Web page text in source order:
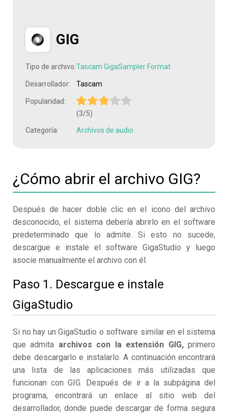
GIG
Tipo de archivo:Tascam GigaSampler Format
Desarrollador: Tascam
Popularidad:
(3/5)
Categoría: Archivos de audio
¿Cómo abrir el archivo GIG?
Después de hacer doble clic en el icono del archivo
desconocido, el sistema debería abrirlo en el software
predeterminado que lo admite. Si esto no sucede,
descargue e instale el software GigaStudio y luego
asocie manualmente el archivo con él.
Paso 1. Descargue e instale
GigaStudio
Si no hay un GigaStudio o software similar en el sistema
que admita archivos con la extensión GIG,primero
debe descargarlo e instalarlo. A continuación encontrará
una lista de las aplicaciones más utilizadas que
funcionan con GIG. Después de ir a la subpágina del
programa, encontrará un enlace al sitio web del
desarrollador, donde puede descargar de forma segura